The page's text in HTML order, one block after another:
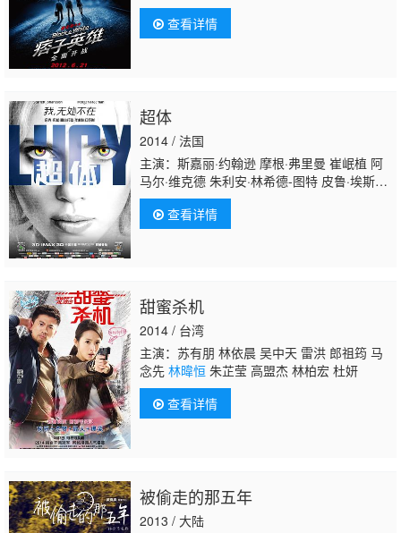
查看详情
超体
2014 / 法国
主演：斯嘉丽·约翰逊 摩根·弗里曼 崔岷植 阿
马尔·维克德 朱利安·林希德-图特 皮鲁·埃斯贝
克 安娜丽·提普顿 詹·奥利弗·施罗德 弗雷德里
克·周 克莱尔·陈 塞德里克·舍瓦姆 沃尔夫冈·皮
索尔斯 邵斯凡 保罗·陈
查看详情
甜蜜杀机
2014 / 台湾
主演：苏有朋 林依晨 吴中天 雷洪 郎祖筠 马
念先 林暐恒朱芷莹 高盟杰 林柏宏 杜妍
查看详情
被偷走的那五年
2013 / 大陆